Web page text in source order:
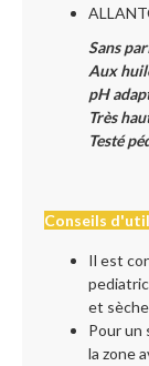
Sans
Aux
pH
Très
Testé
Conseils
Il est
et
Pour un
la zone